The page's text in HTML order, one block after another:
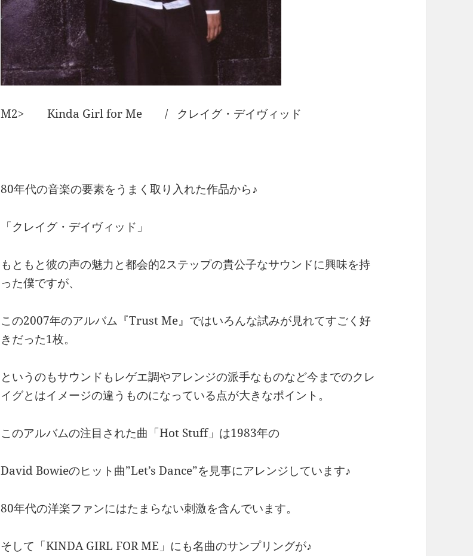
M2> Kinda Girl for Me / クレイグ・デイヴィッド
80年代の音楽の要素をうまく取り入れた作品から♪
「クレイグ・デイヴィッド」
もともと彼の声の魅力と都会的2ステップの貴公子なサウンドに興味を持
った僕ですが、
この2007年のアルバム『Trust Me』ではいろんな試みが見れてすごく好
きだった1枚。
というのもサウンドもレゲエ調やアレンジの派手なものなど今までのクレ
イグとはイメージの違うものになっている点が大きなポイント。
このアルバムの注目された曲「Hot Stuff」は1983年の
David Bowieのヒット曲”Let’s Dance”を見事にアレンジしています♪
80年代の洋楽ファンにはたまらない刺激を含んでいます。
そして「KINDA GIRL FOR ME」にも名曲のサンプリングが♪